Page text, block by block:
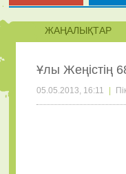
ЖАҢАЛЫҚТАР
Ұлы Жеңістің
05.05.2013, 16:11